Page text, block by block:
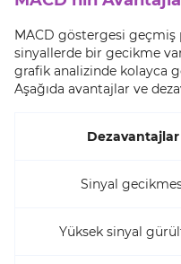
MACD göstergesi geçmiş
sinyallerde bir gecikme
grafik analizinde kolayca
Aşağıda avantajlar ve
Dezavantajlar
Sinyal
Yüksek sinyal